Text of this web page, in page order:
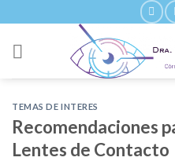
to
content
TEMAS DE INTERES
Recomendaciones
Lentes de Contacto